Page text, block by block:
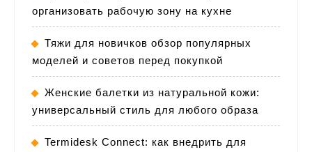
организовать рабочую зону на кухне
Тяжи для новичков обзор популярных
моделей и советов перед покупкой
Женские балетки из натуральной кожи:
универсальный стиль для любого образа
Termidesk Connect: как внедрить для